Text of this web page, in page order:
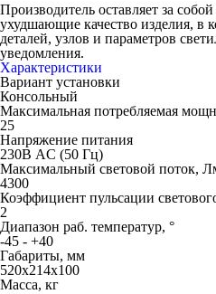
Производитель оставляет за
ухудшающие качество изделия, в
деталей, узлов и параметров
уведомления.
Характеристики
Вариант установки
Консольный
Максимальная потребляемая
25
Напряжение питания
230В AC (50 Гц)
Максимальный световой поток,
4300
Коэффициент пульсации
2
Диапазон раб. температур, °
-45 - +40
Габариты, мм
520х214х100
Масса, кг